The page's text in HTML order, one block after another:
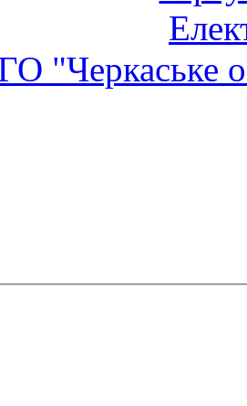
"Черкаське